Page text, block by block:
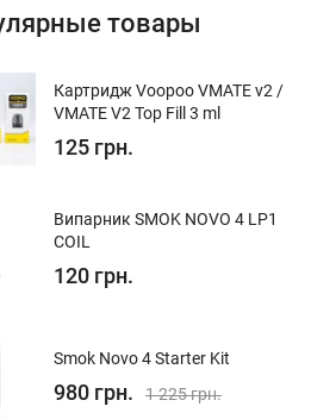
товары
Картридж Voopoo VMATE v2 /
VMATE V2 Top Fill 3 ml
125 грн.
Випарник SMOK NOVO 4 LP1
COIL
120 грн.
Smok Novo 4 Starter Kit
980 грн. 1 225 грн.